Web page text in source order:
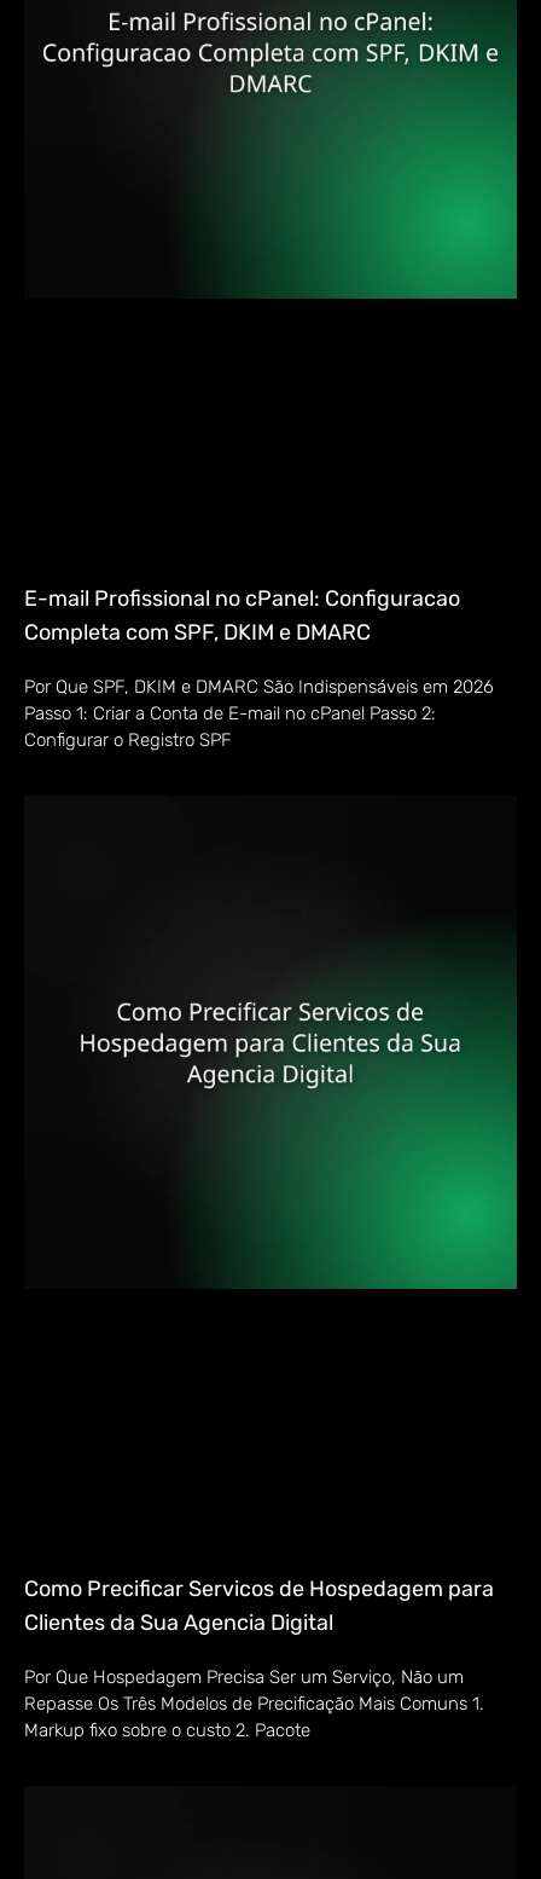
E-mail Profissional no cPanel: Configuracao
Completa com SPF, DKIM e DMARC
Por Que SPF, DKIM e DMARC São Indispensáveis em 2026
Passo 1: Criar a Conta de E-mail no cPanel Passo 2:
Configurar o Registro SPF
Como Precificar Servicos de Hospedagem para
Clientes da Sua Agencia Digital
Por Que Hospedagem Precisa Ser um Serviço, Não um
Repasse Os Três Modelos de Precificação Mais Comuns 1.
Markup fixo sobre o custo 2. Pacote